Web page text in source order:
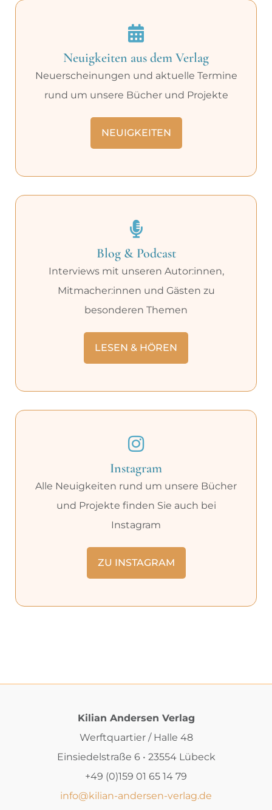
Neuigkeiten aus dem Verlag
Neuerscheinungen und aktuelle Termine
rund um unsere Bücher und Projekte
NEUIGKEITEN
Blog & Podcast
Interviews mit unseren Autor:innen,
Mitmacher:innen und Gästen zu
besonderen Themen
LESEN & HÖREN
Instagram
Alle Neuigkeiten rund um unsere Bücher
und Projekte finden Sie auch bei
Instagram
ZU INSTAGRAM
Kilian Andersen Verlag
Werftquartier / Halle 48
Einsiedelstraße 6 • 23554 Lübeck
+49 (0)159 01 65 14 79
info@kilian-andersen-verlag.de